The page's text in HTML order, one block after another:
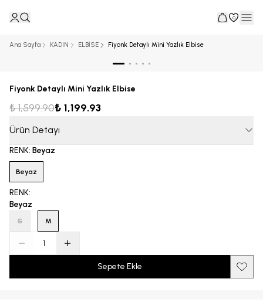
0
Ana Sayfa KADIN ELBİSE Fiyonk Detaylı Mini Yazlık Elbise
Fiyonk Detaylı Mini Yazlık Elbise
₺ 1,599.90₺ 1,199.93
Ürün Detayı
RENK: Beyaz
Beyaz
RENK:
Beyaz
S M
Sepete Ekle